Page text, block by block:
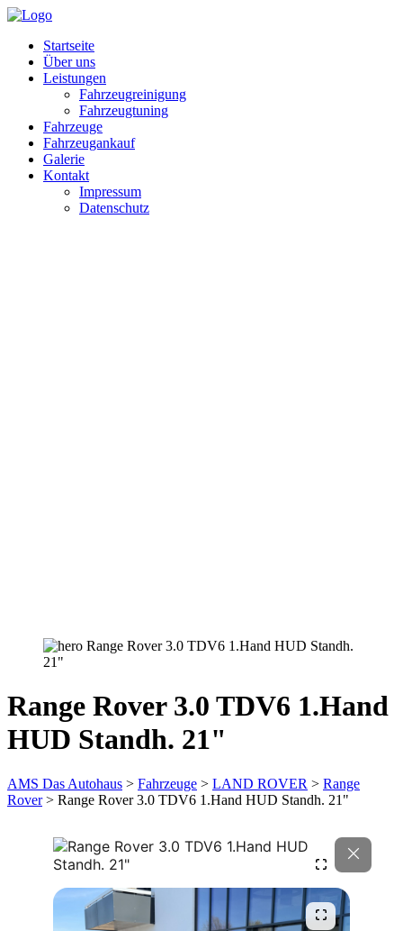
Startseite
Über uns
Leistungen
Fahrzeugreinigung
Fahrzeugtuning
Fahrzeuge
Fahrzeugankauf
Galerie
Kontakt
Impressum
Datenschutz
Range Rover 3.0 TDV6 1.Hand
HUD Standh. 21"
AMS Das Autohaus > Fahrzeuge > LAND ROVER > Range
Rover> Range Rover 3.0 TDV6 1.Hand HUD Standh. 21"